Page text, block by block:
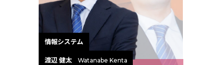
情報システム
渡辺 健太
Watanabe Kenta